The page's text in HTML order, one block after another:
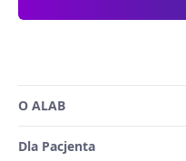
O ALAB
Dla Pacjenta